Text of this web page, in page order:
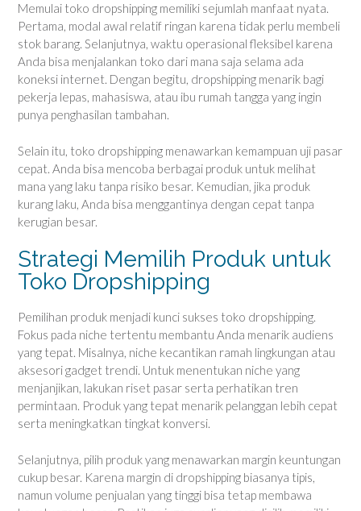
Memulai toko dropshipping memiliki sejumlah manfaat nyata.
Pertama, modal awal relatif ringan karena tidak perlu membeli
stok barang. Selanjutnya, waktu operasional fleksibel karena
Anda bisa menjalankan toko dari mana saja selama ada
koneksi internet. Dengan begitu, dropshipping menarik bagi
pekerja lepas, mahasiswa, atau ibu rumah tangga yang ingin
punya penghasilan tambahan.
Selain itu, toko dropshipping menawarkan kemampuan uji pasar
cepat. Anda bisa mencoba berbagai produk untuk melihat
mana yang laku tanpa risiko besar. Kemudian, jika produk
kurang laku, Anda bisa menggantinya dengan cepat tanpa
kerugian besar.
Strategi Memilih Produk untuk
Toko Dropshipping
Pemilihan produk menjadi kunci sukses toko dropshipping.
Fokus pada niche tertentu membantu Anda menarik audiens
yang tepat. Misalnya, niche kecantikan ramah lingkungan atau
aksesori gadget trendi. Untuk menentukan niche yang
menjanjikan, lakukan riset pasar serta perhatikan tren
permintaan. Produk yang tepat menarik pelanggan lebih cepat
serta meningkatkan tingkat konversi.
Selanjutnya, pilih produk yang menawarkan margin keuntungan
cukup besar. Karena margin di dropshipping biasanya tipis,
namun volume penjualan yang tinggi bisa tetap membawa